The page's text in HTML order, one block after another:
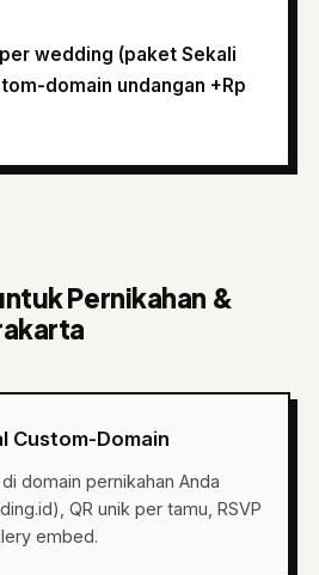
wedding (paket Sekali
domain undangan +Rp
Pernikahan &
Custom-Domain
domain pernikahan Anda
QR unik per tamu, RSVP
embed.